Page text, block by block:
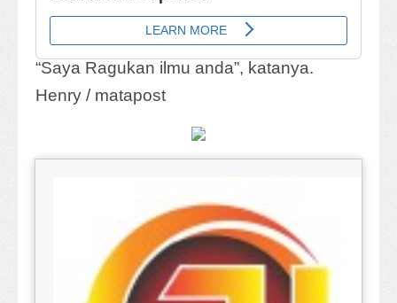
“Saya Ragukan ilmu anda”, katanya.
Henry / matapost